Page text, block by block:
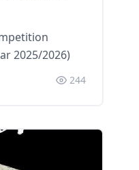
2025/2026)
244